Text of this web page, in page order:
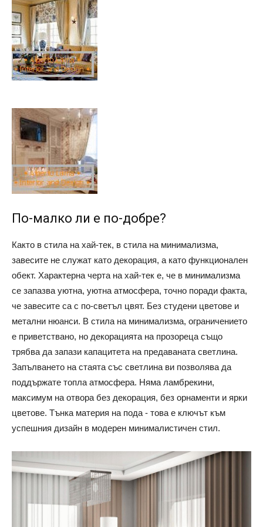
По-малко ли е по-добре?
Както в стила на хай-тек, в стила на минимализма,
завесите не служат като декорация, а като функционален
обект. Характерна черта на хай-тек е, че в минимализма
се запазва уютна, уютна атмосфера, точно поради факта,
че завесите са с по-светъл цвят. Без студени цветове и
метални нюанси. В стила на минимализма, ограничението
е приветствано, но декорацията на прозореца също
трябва да запази капацитета на предаваната светлина.
Запълването на стаята със светлина ви позволява да
поддържате топла атмосфера. Няма ламбрекини,
максимум на отвора без декорация, без орнаменти и ярки
цветове. Тънка материя на пода - това е ключът към
успешния дизайн в модерен минималистичен стил.